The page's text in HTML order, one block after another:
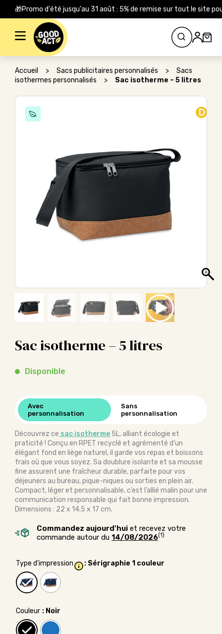
🎁Promo d'été jusqu'au 31 août : 5% de remise sur tout le site
Rechercher :
Accueil > Sacs publicitaires personnalisés >
Sacs
isothermes personnalisés
> Sac isotherme – 5 litres
D
Sac isotherme – 5 litres
Disponible
Avec
personnalisation
Sans
personnalisation
Découvrez ce sac isotherme 5L, alliant écologie et
praticité ! Conçu en RPET recyclé et agrémenté d’un
élégant fond en liège naturel, il garde vos repas et boissons
frais où que vous soyez. Sa doublure isolante et sa mousse
fine assurent une fraîcheur durable, parfaite pour vos
déjeuners au bureau, pique-niques ou sorties en plein air.
Compact, léger et personnalisable, c’est l’allié malin pour une
communication responsable qui fait bonne impression.
Dimensions : 22 x 14.5 x 17 cm.
Commandez aujourd'hui et recevez votre
commande autour du 14/08/2026(1)
Type d'impression : Sérigraphie 1 couleur
Couleur : Noir